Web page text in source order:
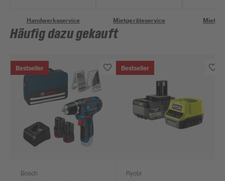
Handwerksservice Mietgeräteservice
Häufig dazu gekauft
Bestseller
Bosch
Bestseller
Ryobi